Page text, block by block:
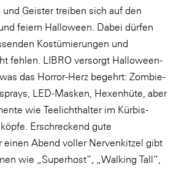
Group
und Geister treiben sich auf den
feiern Halloween. Dabei dürfen
Kostümierungen und
fehlen. LIBRO versorgt Halloween-
das Horror-Herz begehrt: Zombie-
LED-Masken, Hexenhüte, aber
wie Teelichthalter im Kürbis-
Erschreckend gute
einen Abend voller Nervenkitzel gibt
wie „Superhost“, „Walking Tall“,